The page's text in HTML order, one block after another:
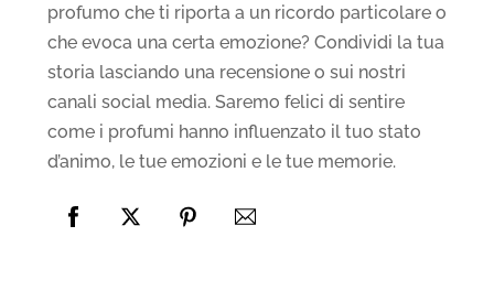
profumo che ti riporta a un ricordo particolare o
che evoca una certa emozione? Condividi la tua
storia lasciando una recensione o sui nostri
canali social media. Saremo felici di sentire
come i profumi hanno influenzato il tuo stato
d’animo, le tue emozioni e le tue memorie.